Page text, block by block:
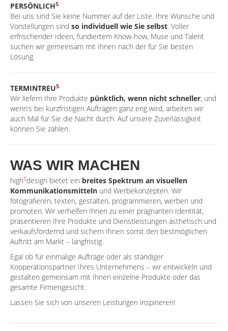
PERSÖNLICH5
Bei uns sind Sie keine Nummer auf der Liste. Ihre Wünsche und
Vorstellungen sind so individuell wie Sie selbst. Voller
erfrischender Ideen, fundiertem Know-how, Muse und Talent
suchen wir gemeinsam mit Ihnen nach der für Sie besten
Lösung.
TERMINTREU5
Wir liefern Ihre Produkte pünktlich, wenn nicht schneller, und
wenn‘s bei kurzfristigen Aufträgen ganz eng wird, arbeiten wir
auch Mal für Sie die Nacht durch. Auf unsere Zuverlässigkeit
können Sie zählen.
WAS WIR MACHEN
high5design bietet ein breites Spektrum an visuellen
Kommunikationsmitteln und Werbekonzepten. Wir
fotografieren, texten, gestalten, programmieren, werben und
promoten. Wir verhelfen Ihnen zu einer prägnanten Identität,
präsentieren Ihre Produkte und Dienstleistungen ästhetisch und
verkaufsfördernd und sichern Ihnen somit den bestmöglichen
Auftritt am Markt – langfristig.
Egal ob für einmalige Aufträge oder als ständiger
Kooperationspartner Ihres Unternehmens – wir entwickeln und
gestalten gemeinsam mit Ihnen einzelne Produkte oder das
gesamte Firmengesicht.
Lassen Sie sich von unseren Leistungen inspirieren!